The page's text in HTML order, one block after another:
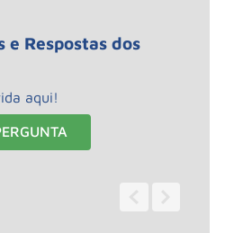
e Respostas dos
aqui!